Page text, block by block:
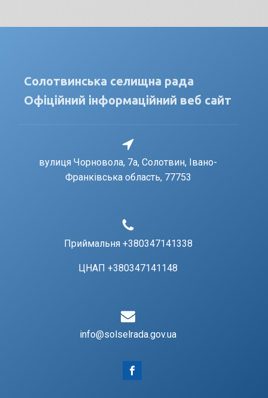
Солотвинська селищна рада
Офіційний інформаційний веб сайт
вулиця Чорновола, 7a, Солотвин, Івано-
Франківська область, 77753
Приймальня +380347141338
ЦНАП +380347141148
info@solselrada.gov.ua